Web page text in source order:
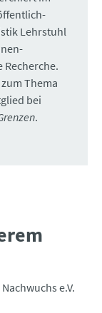
Lehrstuhl
Thema
bei
.
e.V.